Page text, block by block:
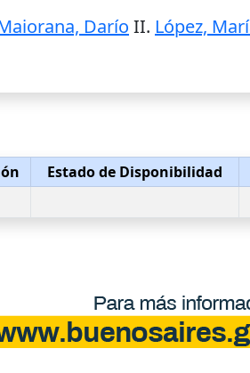
Darío II. López,
Estado de Disponibilidad